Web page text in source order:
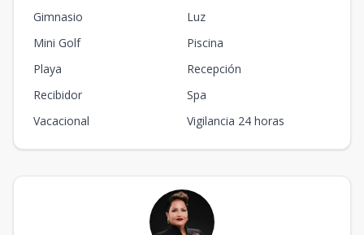
Gimnasio
Luz
Mini Golf
Piscina
Playa
Recepción
Recibidor
Spa
Vacacional
Vigilancia 24 horas